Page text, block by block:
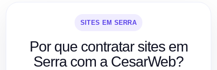
SITES EM SERRA
Por que contratar sites em
Serra com a CesarWeb?